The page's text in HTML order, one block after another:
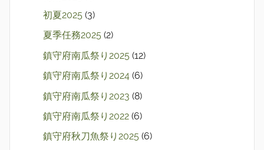
初夏2025 (3)
夏季任務2025 (2)
鎮守府南瓜祭り2025 (12)
鎮守府南瓜祭り2024 (6)
鎮守府南瓜祭り2023 (8)
鎮守府南瓜祭り2022 (6)
鎮守府秋刀魚祭り2025 (6)